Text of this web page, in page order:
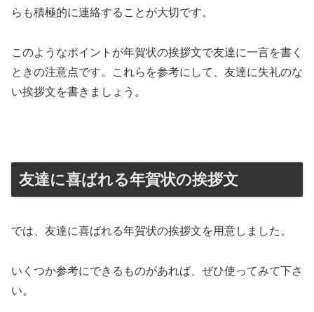
らも積極的に連絡することが大切です。
このようなポイントが年賀状の挨拶文で友達に一言を書く
ときの注意点です。これらを参考にして、友達に失礼のな
い挨拶文を書きましょう。
友達に喜ばれる年賀状の挨拶文
では、友達に喜ばれる年賀状の挨拶文を用意しました。
いくつか参考にできるものがあれば、ぜひ使ってみて下さ
い。